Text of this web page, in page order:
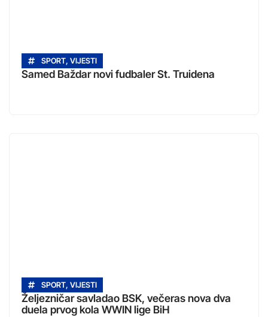
SPORT, VIJESTI
Samed Baždar novi fudbaler St. Truidena
SPORT, VIJESTI
Željezničar savladao BSK, večeras nova dva
duela prvog kola WWIN lige BiH